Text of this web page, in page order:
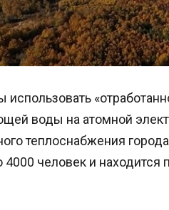
воды на атомной
теплоснабжения
4000 человек и